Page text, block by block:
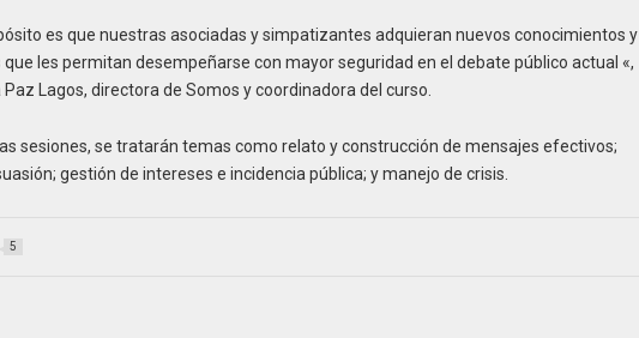
es que nuestras asociadas y simpatizantes adquieran nuevos conocimientos y
les permitan desempeñarse con mayor seguridad en el debate público actual «,
Lagos, directora de Somos y coordinadora del curso.
sesiones, se tratarán temas como relato y construcción de mensajes efectivos;
gestión de intereses e incidencia pública; y manejo de crisis.
5